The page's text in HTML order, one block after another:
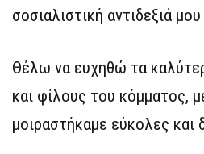
σοσιαλιστική αντιδεξιά
Θέλω να ευχηθώ τα
και φίλους του κόμματος,
μοιραστήκαμε εύκολες και